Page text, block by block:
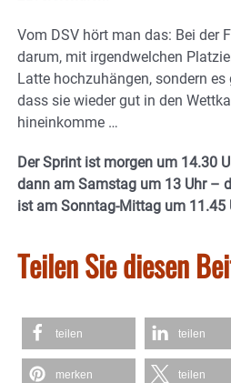
Vom DSV hört man das: Bei der
darum, mit irgendwelchen
Latte hochzuhängen, sondern
dass sie wieder gut in den
hineinkomme …
Der Sprint ist morgen um 14.30
dann am Samstag um 13 Uhr –
ist am Sonntag-Mittag um 11.45
Teilen Sie diesen
teilen teilen
merken teilen